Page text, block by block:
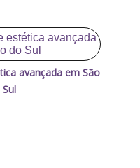
avançada em São